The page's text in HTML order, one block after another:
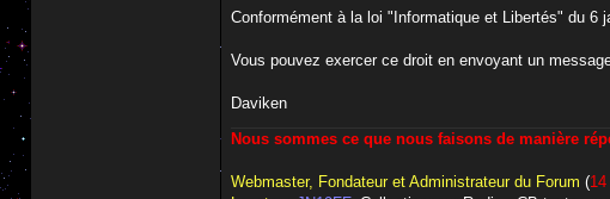
Conformément à la loi "Informatique et Libertés" du
Vous pouvez exercer ce droit en envoyant un
Daviken
Nous sommes ce que nous faisons de manière
Webmaster, Fondateur et Administrateur du Forum (